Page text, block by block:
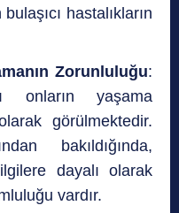
hastalıkların
Zorunluluğu:
onların yaşama
görülmektedir.
bakıldığında,
dayalı olarak
vardır.